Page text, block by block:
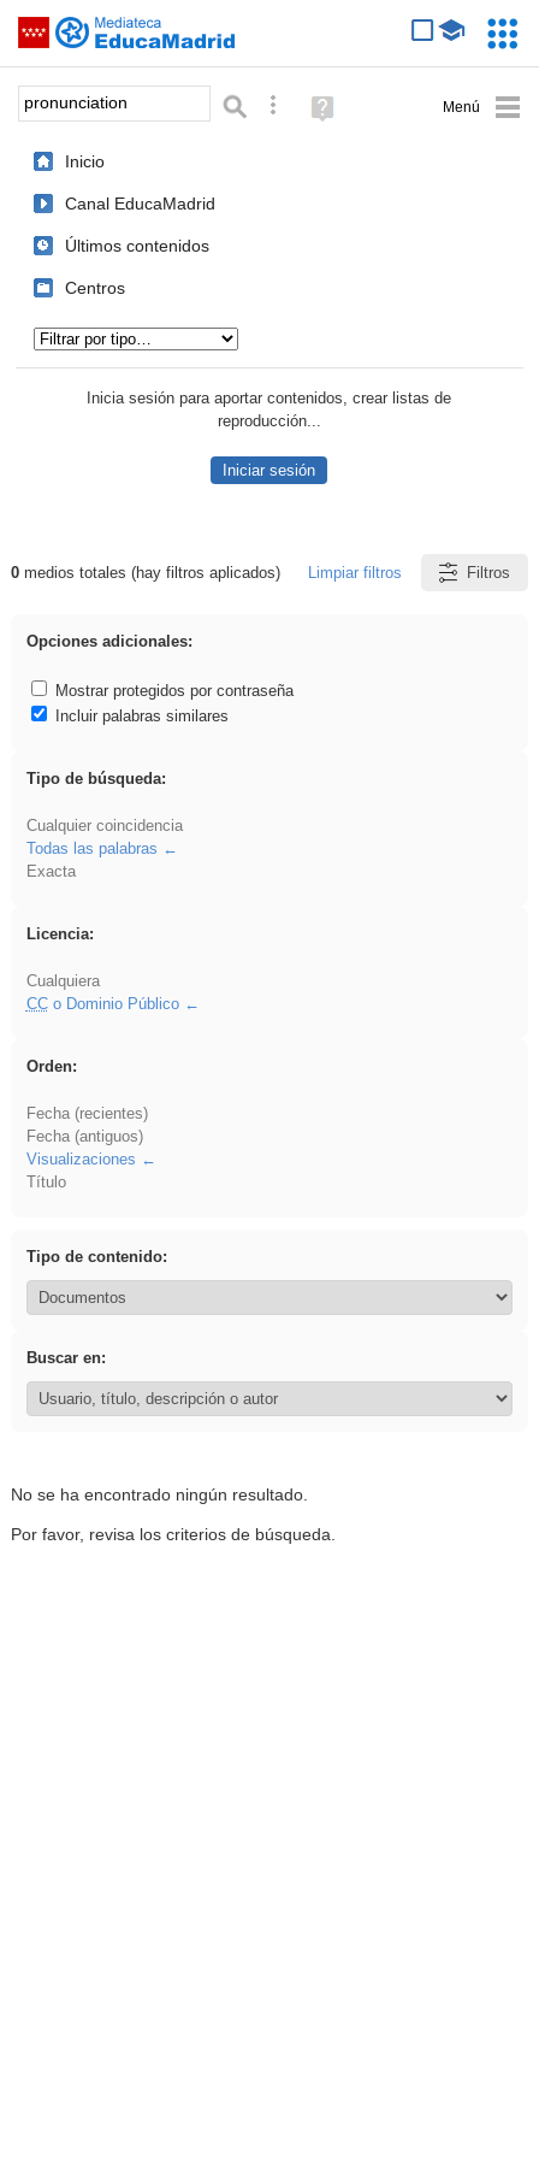
Saltar navegación
Palabra o frase: Búsqueda avanzada
Ayuda
(en
Inicio
Canal EducaMadrid
Últimos contenidos
Centros
Inicia sesión para aportar contenidos, crear listas de
reproducción...
Iniciar sesión
Resultados de: pronunciation
0medios totales (hay filtros aplicados) Limpiar filtros Filtros
Opciones adicionales:
Mostrar protegidos por contraseña
Incluir palabras similares
Tipo de búsqueda:
Cualquier coincidencia
Todas las palabras
Exacta
Licencia:
Cualquiera
CCo Dominio Público
Orden:
Fecha (recientes)
Fecha (antiguos)
Visualizaciones
Título
Tipo de contenido:
Buscar en:
No se ha encontrado ningún resultado.
Por favor, revisa los criterios de búsqueda.